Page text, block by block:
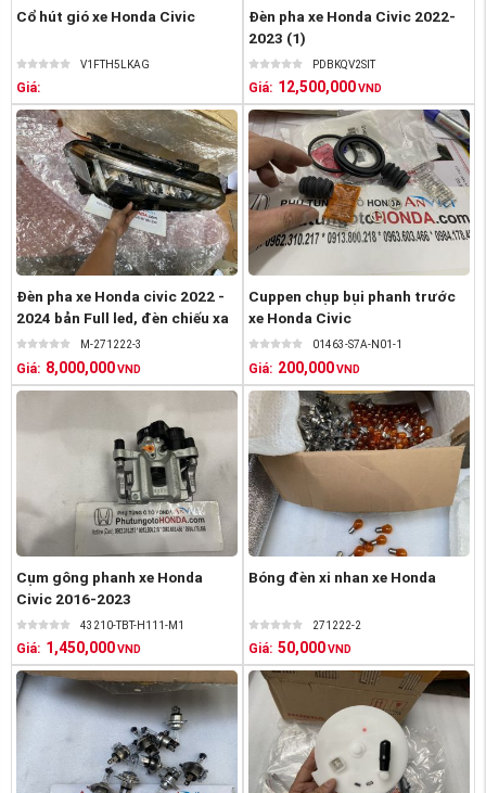
Cổ hút gió xe Honda Civic
V1FTH5LKAG
Giá:
Đèn pha xe Honda Civic 2022-
2023 (1)
PDBKQV2SIT
Giá: 12,500,000 VND
Đèn pha xe Honda civic 2022 -
2024 bản Full led, đèn chiếu xa
xe ...
M-271222-3
Giá: 8,000,000 VND
Cuppen chụp bụi phanh trước
xe Honda Civic
01463-S7A-N01-1
Giá: 200,000 VND
Cụm gông phanh xe Honda
Civic 2016-2023
43210-TBT-H111-M1
Giá: 1,450,000 VND
Bóng đèn xi nhan xe Honda
271222-2
Giá: 50,000 VND